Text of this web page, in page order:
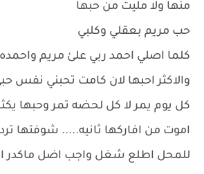
منها ولا مليت من حبها
حب مريم بعقلي وكلبي
كلما اصلي احمد ربي علئ مريم
والاكثر احبها لان كامت تحبني نفس
كل يوم يمر لا كل لحضه تمر وحبها
اموت من افاركها ثانيه..... شوفتها ترد
للمحل اطلع شغل واجب اضل ماكدر